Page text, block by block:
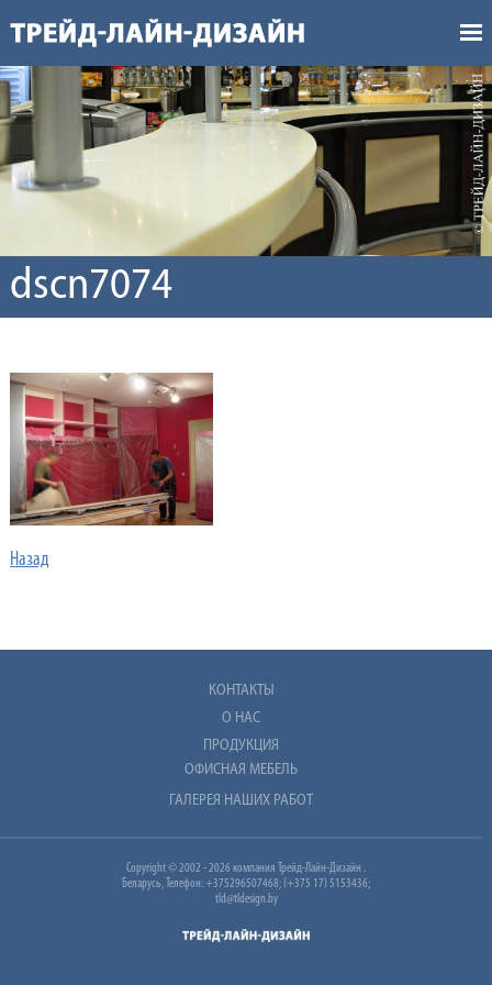
dscn7074
Назад
КОНТАКТЫ
О НАС
ПРОДУКЦИЯ
ОФИСНАЯ МЕБЕЛЬ
ГАЛЕРЕЯ НАШИХ РАБОТ
Copyright © 2002 - 2026 компания Трейд-Лайн-Дизайн .
Беларусь, Телефон: +375296507468; (+375 17) 5153436;
tld@tldesign.by